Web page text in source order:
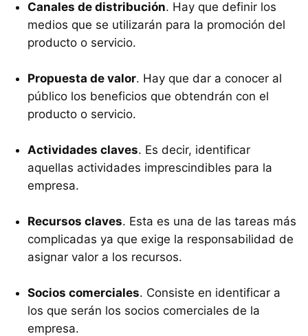
Canales de distribución. Hay que definir los
medios que se utilizarán para la promoción del
producto o servicio.
Propuesta de valor. Hay que dar a conocer al
público los beneficios que obtendrán con el
producto o servicio.
Actividades claves. Es decir, identificar
aquellas actividades imprescindibles para la
empresa.
Recursos claves. Esta es una de las tareas más
complicadas ya que exige la responsabilidad de
asignar valor a los recursos.
Socios comerciales. Consiste en identificar a
los que serán los socios comerciales de la
empresa.